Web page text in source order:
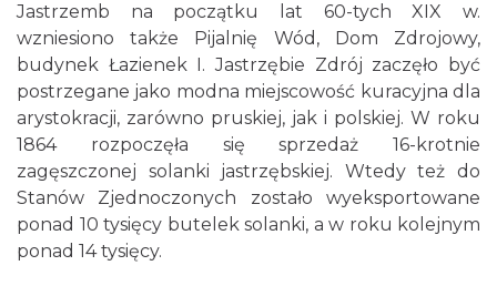
Jastrzemb na początku lat 60-tych XIX w.
wzniesiono także Pijalnię Wód, Dom Zdrojowy,
budynek Łazienek I. Jastrzębie Zdrój zaczęło być
postrzegane jako modna miejscowość kuracyjna dla
arystokracji, zarówno pruskiej, jak i polskiej. W roku
1864 rozpoczęła się sprzedaż 16-krotnie
zagęszczonej solanki jastrzębskiej. Wtedy też do
Stanów Zjednoczonych zostało wyeksportowane
ponad 10 tysięcy butelek solanki, a w roku kolejnym
ponad 14 tysięcy.